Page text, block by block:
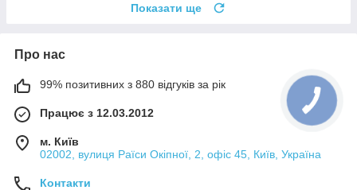
Показати ще
Про нас
99% позитивних з 880 відгуків за рік
Працює з 12.03.2012
м. Київ
02002, вулиця Раїси Окіпної, 2, офіс 45, Київ, Україна
Контакти